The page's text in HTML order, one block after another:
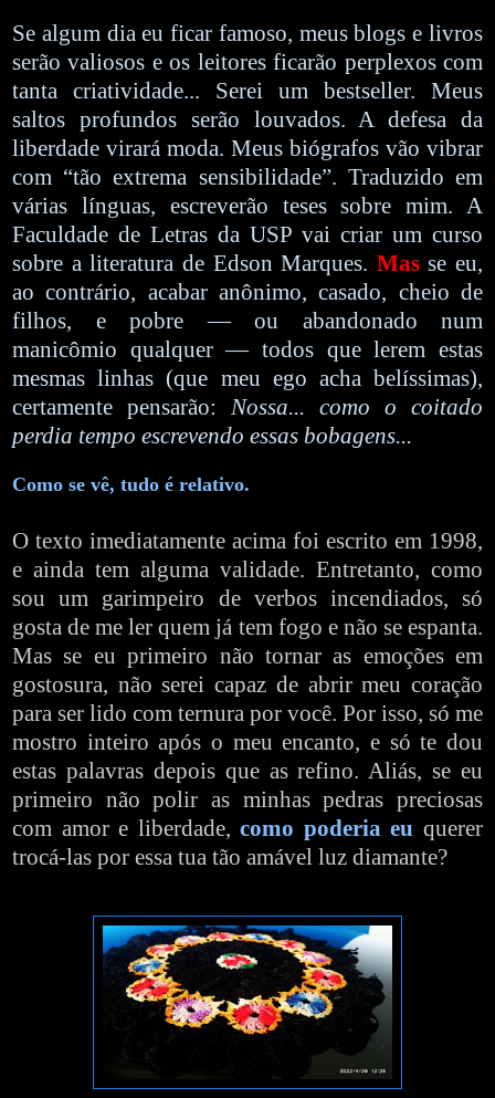
Se algum dia eu ficar famoso, meus blogs e livros
serão valiosos e os leitores ficarão perplexos com
tanta criatividade... Serei um bestseller. Meus
saltos profundos serão louvados. A defesa da
liberdade virará moda. Meus biógrafos vão vibrar
com “tão extrema sensibilidade”. Traduzido em
várias línguas, escreverão teses sobre mim. A
Faculdade de Letras da USP vai criar um curso
sobre a literatura de Edson Marques. Masse eu,
ao contrário, acabar anônimo, casado, cheio de
filhos, e pobre — ou abandonado num
manicômio qualquer — todos que lerem estas
mesmas linhas (que meu ego acha belíssimas),
certamente pensarão: Nossa... como o coitado
perdia tempo escrevendo essas bobagens...
Como se vê, tudo é relativo.
O texto imediatamente acima foi escrito em 1998,
e ainda tem alguma validade. Entretanto, como
sou um garimpeiro de verbos incendiados, só
gosta de me ler quem já tem fogo e não se espanta.
Mas se eu primeiro não tornar as emoções em
gostosura, não serei capaz de abrir meu coração
para ser lido com ternura por você. Por isso, só me
mostro inteiro após o meu encanto, e só te dou
estas palavras depois que as refino. Aliás, se eu
primeiro não polir as minhas pedras preciosas
com amor e liberdade,como poderia eu querer
trocá-las por essa tua tão amável luz diamante?